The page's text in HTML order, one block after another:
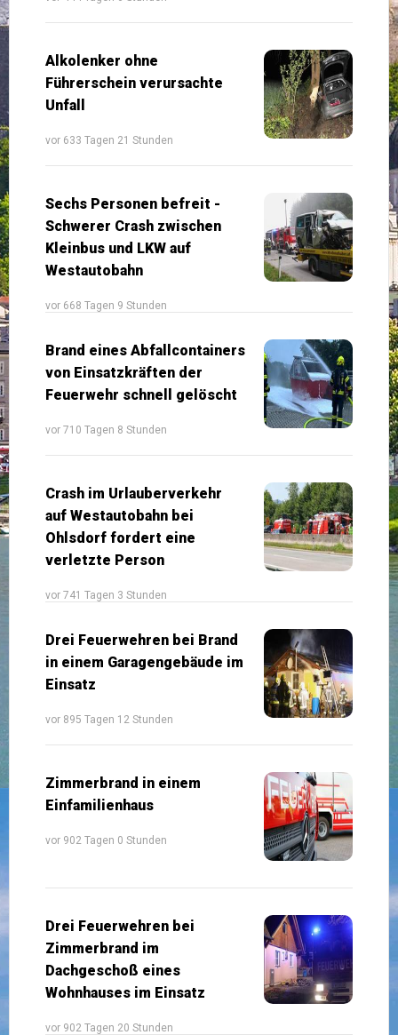
Alkolenker ohne
Führerschein verursachte
Unfall
vor 633 Tagen 21 Stunden
Sechs Personen befreit -
Schwerer Crash zwischen
Kleinbus und LKW auf
Westautobahn
vor 668 Tagen 9 Stunden
Brand eines Abfallcontainers
von Einsatzkräften der
Feuerwehr schnell gelöscht
vor 710 Tagen 8 Stunden
Crash im Urlauberverkehr
auf Westautobahn bei
Ohlsdorf fordert eine
verletzte Person
vor 741 Tagen 3 Stunden
Drei Feuerwehren bei Brand
in einem Garagengebäude im
Einsatz
vor 895 Tagen 12 Stunden
Zimmerbrand in einem
Einfamilienhaus
vor 902 Tagen 0 Stunden
Drei Feuerwehren bei
Zimmerbrand im
Dachgeschoß eines
Wohnhauses im Einsatz
vor 902 Tagen 20 Stunden